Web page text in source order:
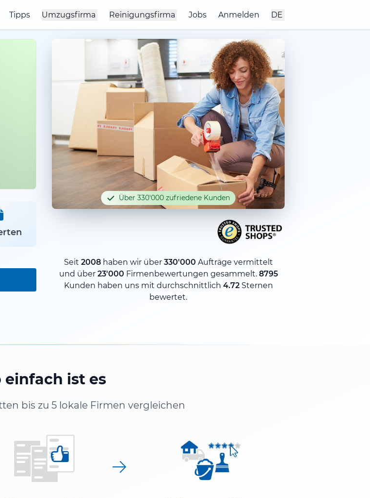
Tipps Umzugsfirma Reinigungsfirma Jobs Anmelden DE
Über 330'000 zufriedene Kunden
Seit 2008haben wir über 330'000 Aufträge vermittelt
und über 23'000 Firmenbewertungen gesammelt. 8795
Kunden haben uns mit durchschnittlich 4.72Sternen
bewertet.
einfach ist es
bis zu 5 lokale Firmen vergleichen